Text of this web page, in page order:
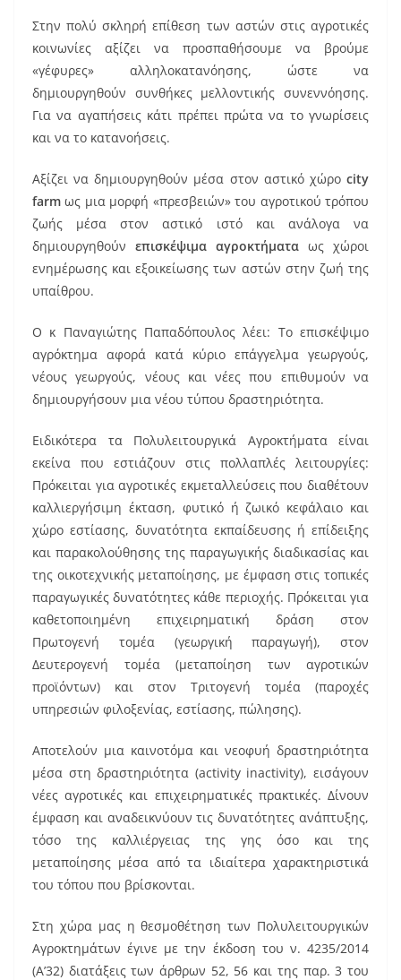
Στην πολύ σκληρή επίθεση των αστών στις αγροτικές
κοινωνίες αξίζει να προσπαθήσουμε να βρούμε
«γέφυρες» αλληλοκατανόησης, ώστε να
δημιουργηθούν συνθήκες μελλοντικής συνεννόησης.
Για να αγαπήσεις κάτι πρέπει πρώτα να το γνωρίσεις
και να το κατανοήσεις.
Αξίζει να δημιουργηθούν μέσα στον αστικό χώρο city
farm ως μια μορφή «πρεσβειών» του αγροτικού τρόπου
ζωής μέσα στον αστικό ιστό και ανάλογα να
δημιουργηθούν επισκέψιμα αγροκτήματα ως χώροι
ενημέρωσης και εξοικείωσης των αστών στην ζωή της
υπαίθρου.
Ο κ Παναγιώτης Παπαδόπουλος λέει: Το επισκέψιμο
αγρόκτημα αφορά κατά κύριο επάγγελμα γεωργούς,
νέους γεωργούς, νέους και νέες που επιθυμούν να
δημιουργήσουν μια νέου τύπου δραστηριότητα.
Ειδικότερα τα Πολυλειτουργικά Αγροκτήματα είναι
εκείνα που εστιάζουν στις πολλαπλές λειτουργίες:
Πρόκειται για αγροτικές εκμεταλλεύσεις που διαθέτουν
καλλιεργήσιμη έκταση, φυτικό ή ζωικό κεφάλαιο και
χώρο εστίασης, δυνατότητα εκπαίδευσης ή επίδειξης
και παρακολούθησης της παραγωγικής διαδικασίας και
της οικοτεχνικής μεταποίησης, με έμφαση στις τοπικές
παραγωγικές δυνατότητες κάθε περιοχής. Πρόκειται για
καθετοποιημένη επιχειρηματική δράση στον
Πρωτογενή τομέα (γεωργική παραγωγή), στον
Δευτερογενή τομέα (μεταποίηση των αγροτικών
προϊόντων) και στον Τριτογενή τομέα (παροχές
υπηρεσιών φιλοξενίας, εστίασης, πώλησης).
Αποτελούν μια καινοτόμα και νεοφυή δραστηριότητα
μέσα στη δραστηριότητα (activity inactivity), εισάγουν
νέες αγροτικές και επιχειρηματικές πρακτικές. Δίνουν
έμφαση και αναδεικνύουν τις δυνατότητες ανάπτυξης,
τόσο της καλλιέργειας της γης όσο και της
μεταποίησης μέσα από τα ιδιαίτερα χαρακτηριστικά
του τόπου που βρίσκονται.
Στη χώρα μας η θεσμοθέτηση των Πολυλειτουργικών
Αγροκτημάτων έγινε με την έκδοση του ν. 4235/2014
(Α’32) διατάξεις των άρθρων 52, 56 και της παρ. 3 του